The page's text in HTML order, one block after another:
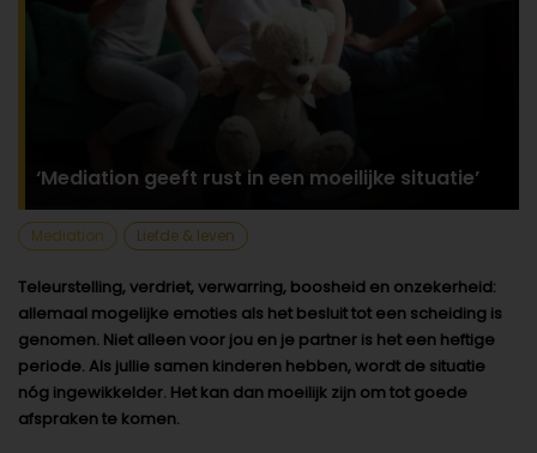
‘Mediation geeft rust in een moeilijke situatie’
Mediation Liefde & leven
Teleurstelling, verdriet, verwarring, boosheid en onzekerheid:
allemaal mogelijke emoties als het besluit tot een scheiding is
genomen. Niet alleen voor jou en je partner is het een heftige
periode. Als jullie samen kinderen hebben, wordt de situatie
nóg ingewikkelder. Het kan dan moeilijk zijn om tot goede
afspraken te komen.